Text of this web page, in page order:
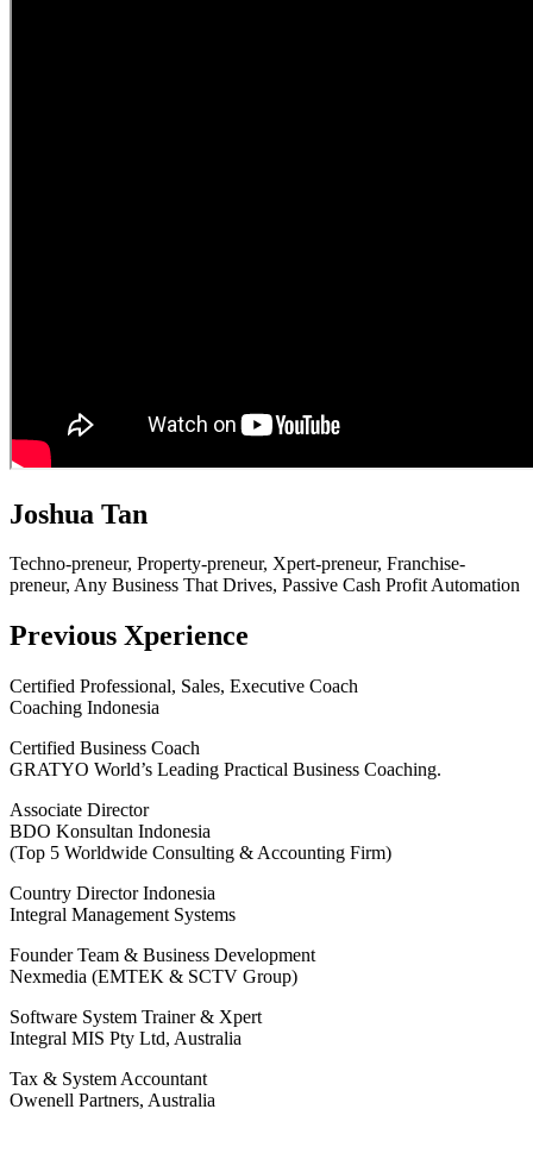
Joshua Tan
Techno-preneur, Property-preneur, Xpert-preneur, Franchise-
preneur, Any Business That Drives, Passive Cash Profit Automation
Previous Xperience
Certified Professional, Sales, Executive Coach
Coaching Indonesia
Certified Business Coach
GRATYO World’s Leading Practical Business Coaching.
Associate Director
BDO Konsultan Indonesia
(Top 5 Worldwide Consulting & Accounting Firm)
Country Director Indonesia
Integral Management Systems
Founder Team & Business Development
Nexmedia (EMTEK & SCTV Group)
Software System Trainer & Xpert
Integral MIS Pty Ltd, Australia
Tax & System Accountant
Owenell Partners, Australia